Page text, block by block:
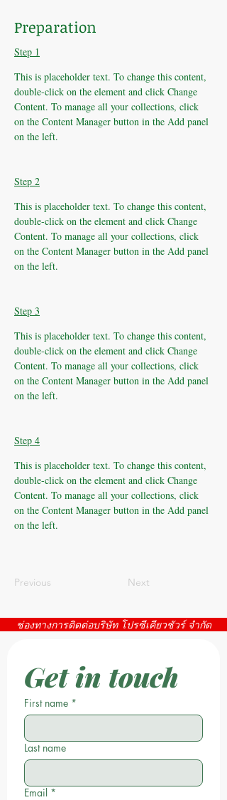
Preparation
Step 1
This is placeholder text. To change this content,
double-click on the element and click Change
Content. To manage all your collections, click
on the Content Manager button in the Add panel
on the left.
Step 2
This is placeholder text. To change this content,
double-click on the element and click Change
Content. To manage all your collections, click
on the Content Manager button in the Add panel
on the left.
Step 3
This is placeholder text. To change this content,
double-click on the element and click Change
Content. To manage all your collections, click
on the Content Manager button in the Add panel
on the left.
Step 4
This is placeholder text. To change this content,
double-click on the element and click Change
Content. To manage all your collections, click
on the Content Manager button in the Add panel
on the left.
Previous Next
ช่องทางการติดต่อบริษัท โปรซีเคียวชัวร์ จำกัด
Get in touch
First name *
Last name
Email *